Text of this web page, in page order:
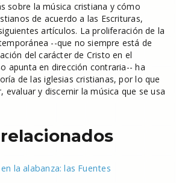
sobre la música cristiana y cómo
de acuerdo a las Escrituras,
artículos. La proliferación de la
--que no siempre está de
del carácter de Cristo en el
apunta en dirección contraria-- ha
de las iglesias cristianas, por lo que
evaluar y discernir la música que se usa
la alabanza: las Fuentes